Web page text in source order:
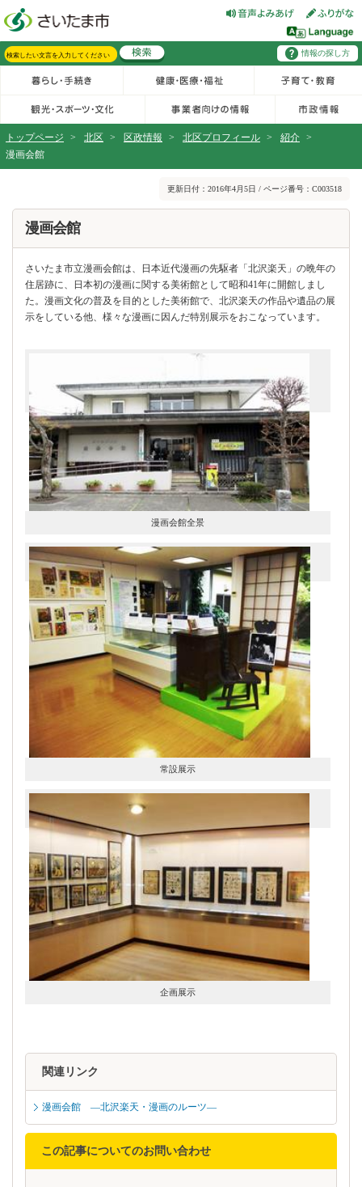
情報の探し方
トップページ > 北区 > 区政情報 > 北区プロフィール > 紹介 >
漫画会館
更新日付：2016年4月5日 / ページ番号：C003518
漫画会館
さいたま市立漫画会館は、日本近代漫画の先駆者「北沢楽天」の晩年の
住居跡に、日本初の漫画に関する美術館として昭和41年に開館しまし
た。漫画文化の普及を目的とした美術館で、北沢楽天の作品や遺品の展
示をしている他、様々な漫画に因んだ特別展示をおこなっています。
漫画会館全景
常設展示
企画展示
関連リンク
漫画会館 ―北沢楽天・漫画のルーツ―
この記事についてのお問い合わせ